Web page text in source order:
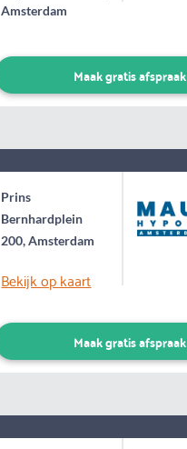
Amsterdam
Maak gratis afspraak
Prins
Bernhardplein
200, Amsterdam
Bekijk op kaart
Maak gratis afspraak